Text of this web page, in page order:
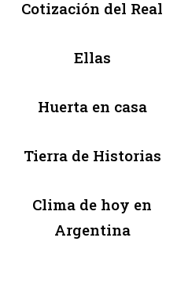
Cotización del Real
Ellas
Huerta en casa
Tierra de Historias
Clima de hoy en
Argentina